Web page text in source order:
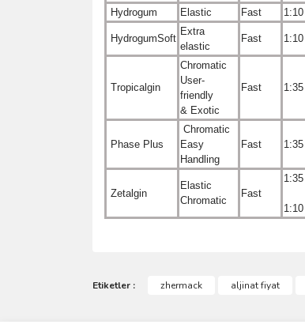
Hydrogum Elastic Fast 1:10
HydrogumSoft
Extra
elastic
Fast 1:10
Tropicalgin
Chromatic
User-
friendly
& Exotic
Fast 1:35
Phase Plus
Chromatic
Easy
Handling
Fast 1:35
Zetalgin
Elastic
Chromatic
Fast
1:35
1:10
Görüş ve önerileriniz için teşekkür ederiz.
Etiketler : zhermack aljinat fiyat